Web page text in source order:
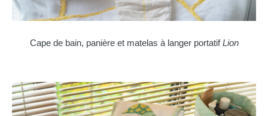
Cape de bain, panière et matelas à langer portatifLion